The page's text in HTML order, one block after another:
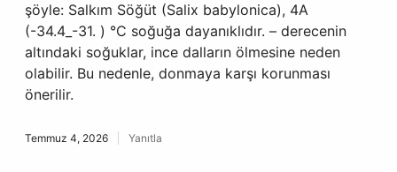
şöyle: Salkım Söğüt (Salix babylonica), 4A
(-34.4_-31. ) °C soğuğa dayanıklıdır. – derecenin
altındaki soğuklar, ince dalların ölmesine neden
olabilir. Bu nedenle, donmaya karşı korunması
önerilir.
Temmuz 4, 2026 Yanıtla